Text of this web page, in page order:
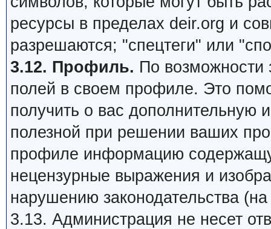
ресурсы в пределах deir.org и
разрешаются; "спецтеги" или
3.12. Профиль. По возможности
полей в своем профиле. Это
получить о вас дополнительную
полезной при решении ваших
профиле информацию
нецензурные выражения и
нарушению законодательства
3.13. Администрация не несет